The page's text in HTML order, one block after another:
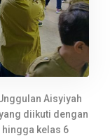
Aisyiyah
diikuti dengan
kelas 6